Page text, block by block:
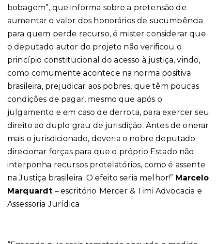
bobagem”, que informa sobre a pretensão de
aumentar o valor dos honorários de sucumbência
para quem perde recurso, é mister considerar que
o deputado autor do projeto não verificou o
princípio constitucional do acesso à justiça, vindo,
como comumente acontece na norma positiva
brasileira, prejudicar aos pobres, que têm poucas
condições de pagar, mesmo que após o
julgamento e em caso de derrota, para exercer seu
direito ao duplo grau de jurisdição. Antes de onerar
mais o jurisdicionado, deveria o nobre deputado
direcionar forças para que o próprio Estado não
interponha recursos protelatórios, como é assente
na Justiça brasileira. O efeito seria melhor!” Marcelo
Marquardt – escritório Mercer & Timi Advocacia e
Assessoria Jurídica